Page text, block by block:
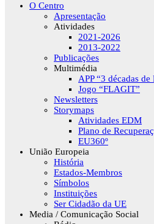
O Centro
Apresentação
Atividades
2021-2026
2013-2022
Publicações
Multimédia
APP “3 décadas de
Jogo “FLAGIT”
Newsletters
Storymaps
Atividades EDM
Plano de
EU360º
União Europeia
História
Estados-Membros
Símbolos
Instituições
Ser Cidadão da UE
Media / Comunicação Social